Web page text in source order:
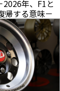
2026年、F1と
帰する意味－